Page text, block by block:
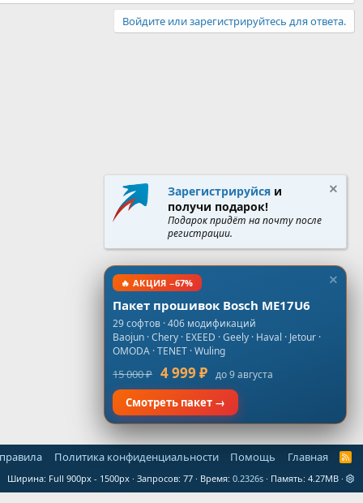
Войдите или зарегистрируйтесь для ответа.
Политика конфиденциальности Помощь Главная
R
S
Ширина Запросов 77 Время 0.2326s Память 4.27MB
Зарегистрируйся и
получи подарок!
Подарок придёт на почту после
регистрации.
🔥 АКЦИЯ −67%
Пакет прошивок Bosch ME17U6
29 софтов · 406 модификаций
Baojun · Chery · EXEED · Geely · Haval · Jetour ·
OMODA · TENET · Wuling
15 000 ₽ 4 999 ₽ до 9 августа
Смотреть пакет →